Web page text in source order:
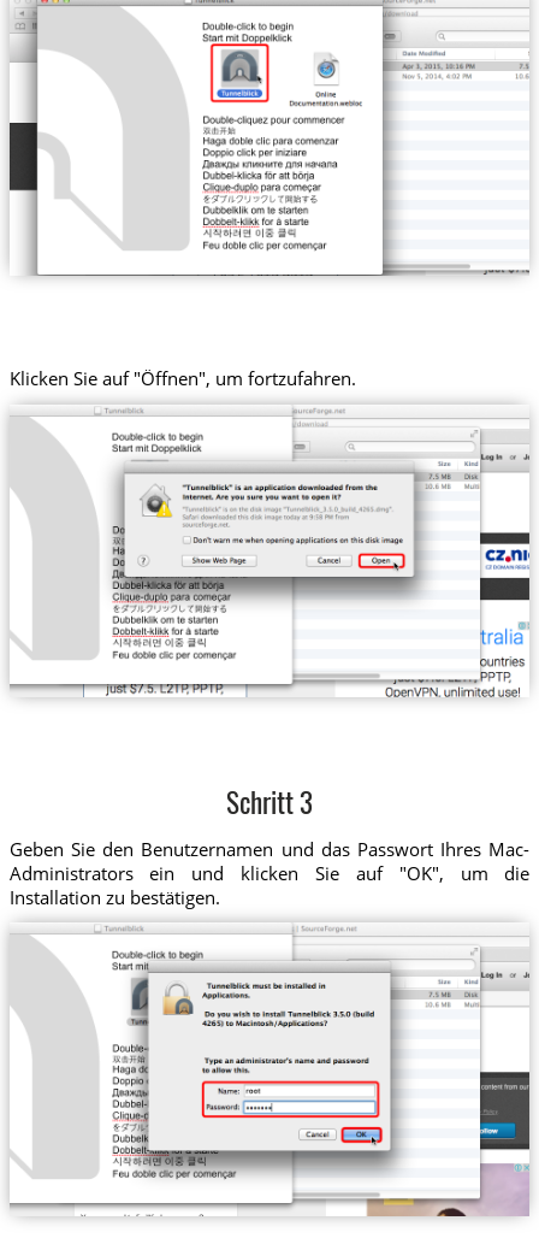
Klicken Sie auf "Öffnen", um fortzufahren.
Schritt 3
Geben Sie den Benutzernamen und das Passwort Ihres Mac-
Administrators ein und klicken Sie auf "OK", um die
Installation zu bestätigen.